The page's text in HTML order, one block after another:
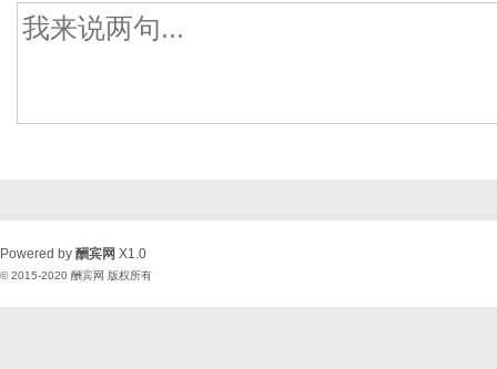
Powered by 酬宾网 X1.0
© 2015-2020 酬宾网 版权所有